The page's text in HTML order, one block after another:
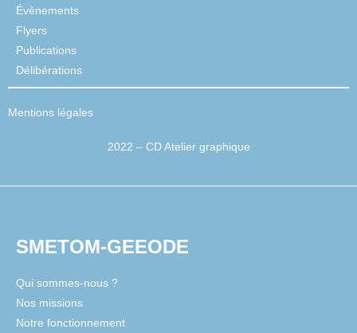
Évènements
Flyers
Publications
Délibérations
Mentions légales
2022 – CD Atelier graphique
SMETOM-GEEODE
Qui sommes-nous ?
Nos missions
Notre fonctionnement